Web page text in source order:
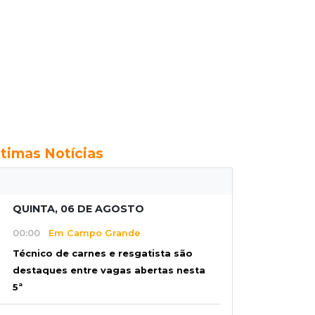
Notícias
QUINTA, 06 DE AGOSTO
00:00 Em Campo Grande
Técnico de carnes e resgatista são
destaques entre vagas abertas nesta
5ª